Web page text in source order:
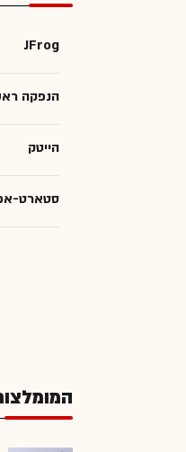
JFrog
הנפקה
הייטק
סטארט-